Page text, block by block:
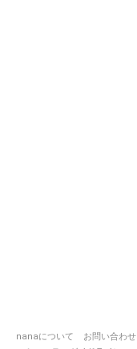
nanaについて
お問い合わせ